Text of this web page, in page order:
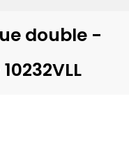
double -